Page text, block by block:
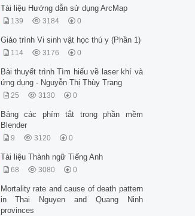
Tài liệu Hướng dẫn sử dụng ArcMap
139 3184 0
Giáo trình Vi sinh vật học thú y (Phần 1)
114 3176 0
Bài thuyết trình Tìm hiểu về laser khí và
ứng dụng - Nguyễn Thị Thùy Trang
25 3130 0
Bảng các phím tắt trong phần mềm
Blender
9 3120 0
Tài liệu Thành ngữ Tiếng Anh
68 3080 0
Mortality rate and cause of death pattern
in Thai Nguyen and Quang Ninh
provinces